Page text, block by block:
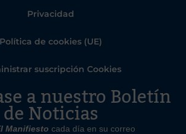
Privacidad
Política de cookies (UE)
suscripción Cookies
a nuestro Boletín
de Noticias
Manifiesto cada día en su correo